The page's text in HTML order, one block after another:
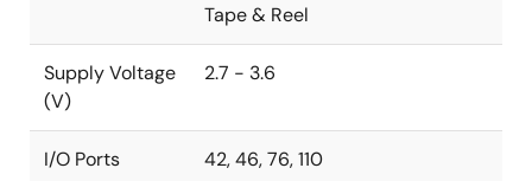
Tape & Reel
Supply Voltage
(V)
2.7 - 3.6
I/O Ports 42, 46, 76, 110